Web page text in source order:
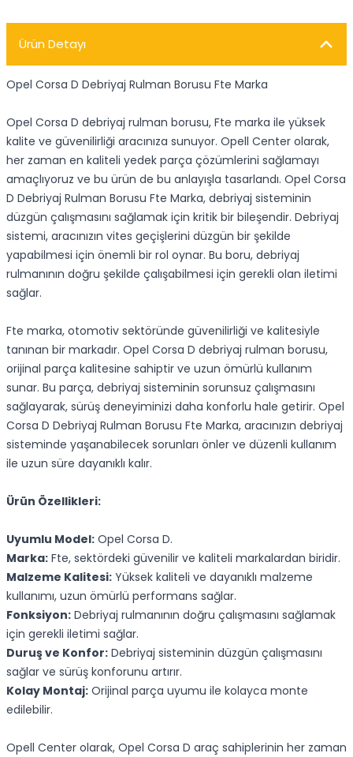
Ürün Detayı
Opel Corsa D Debriyaj Rulman Borusu Fte Marka
Opel Corsa D debriyaj rulman borusu, Fte marka ile yüksek
kalite ve güvenilirliği aracınıza sunuyor. Opell Center olarak,
her zaman en kaliteli yedek parça çözümlerini sağlamayı
amaçlıyoruz ve bu ürün de bu anlayışla tasarlandı. Opel Corsa
D Debriyaj Rulman Borusu Fte Marka, debriyaj sisteminin
düzgün çalışmasını sağlamak için kritik bir bileşendir. Debriyaj
sistemi, aracınızın vites geçişlerini düzgün bir şekilde
yapabilmesi için önemli bir rol oynar. Bu boru, debriyaj
rulmanının doğru şekilde çalışabilmesi için gerekli olan iletimi
sağlar.
Fte marka, otomotiv sektöründe güvenilirliği ve kalitesiyle
tanınan bir markadır. Opel Corsa D debriyaj rulman borusu,
orijinal parça kalitesine sahiptir ve uzun ömürlü kullanım
sunar. Bu parça, debriyaj sisteminin sorunsuz çalışmasını
sağlayarak, sürüş deneyiminizi daha konforlu hale getirir. Opel
Corsa D Debriyaj Rulman Borusu Fte Marka, aracınızın debriyaj
sisteminde yaşanabilecek sorunları önler ve düzenli kullanım
ile uzun süre dayanıklı kalır.
Ürün Özellikleri:
Uyumlu Model: Opel Corsa D.
Marka: Fte, sektördeki güvenilir ve kaliteli markalardan biridir.
Malzeme Kalitesi: Yüksek kaliteli ve dayanıklı malzeme
kullanımı, uzun ömürlü performans sağlar.
Fonksiyon: Debriyaj rulmanının doğru çalışmasını sağlamak
için gerekli iletimi sağlar.
Duruş ve Konfor: Debriyaj sisteminin düzgün çalışmasını
sağlar ve sürüş konforunu artırır.
Kolay Montaj: Orijinal parça uyumu ile kolayca monte
edilebilir.
Opell Center olarak, Opel Corsa D araç sahiplerinin her zaman